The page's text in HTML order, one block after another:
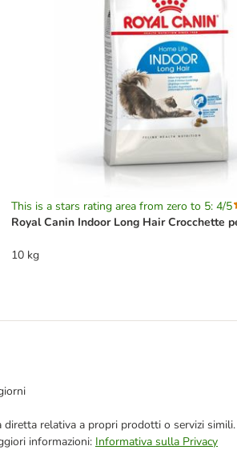
This is a stars rating area from zero to 5: 4/5
Royal Canin Indoor Long Hair Crocchette
10 kg
relativa a propri prodotti o servizi
informazioni: Informativa sulla Privacy